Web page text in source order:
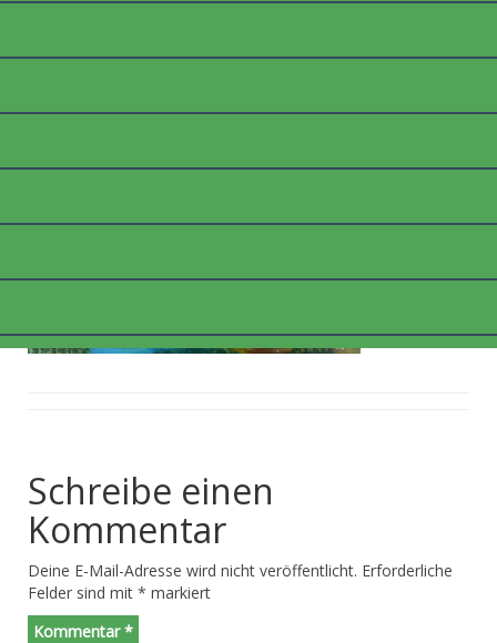
B_PORTECREUX2
Schreibe einen
Kommentar
Deine E-Mail-Adresse wird nicht veröffentlicht. Erforderliche
Felder sind mit * markiert
Kommentar*